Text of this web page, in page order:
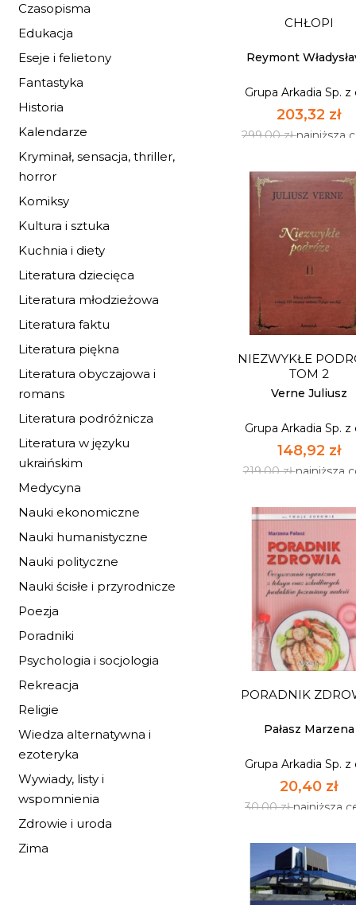
Czasopisma
Edukacja
Eseje i felietony
Fantastyka
Historia
Kalendarze
Kryminał, sensacja, thriller,
horror
Komiksy
Kultura i sztuka
Kuchnia i diety
Literatura dziecięca
Literatura młodzieżowa
Literatura faktu
Literatura piękna
Literatura obyczajowa i
romans
Literatura podróżnicza
Literatura w języku
ukraińskim
Medycyna
Nauki ekonomiczne
Nauki humanistyczne
Nauki polityczne
Nauki ścisłe i przyrodnicze
Poezja
Poradniki
Psychologia i socjologia
Rekreacja
Religie
Wiedza alternatywna i
ezoteryka
Wywiady, listy i
wspomnienia
Zdrowie i uroda
Zima
169,00 złnajniższa
NIEDOSTĘPNY
CHŁOPI
Reymont
Grupa Arkadia Sp. z
203,32 zł
299,00 złnajniższa
Grupa Arkadia Sp. z
203,32 zł
299,00 złnajniższa
NIEDOSTĘPNY
NIEZWYKŁE
TOM 2
Verne Juliusz
Grupa Arkadia Sp. z
148,92 zł
219,00 złnajniższa
NIEZWYKŁE
TOM 2
219,00 złnajniższa
NIEDOSTĘPNY
PORADNIK
Pałasz Marzena
Grupa Arkadia Sp. z
20,40 zł
30,00 złnajniższa